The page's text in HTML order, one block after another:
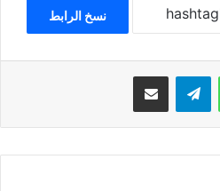
نسخ الرابط
واتساب تيلقرام مشاركة عبر البريد